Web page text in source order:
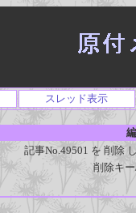
スレッド表示
記事No.49501 を 削除
削除キ